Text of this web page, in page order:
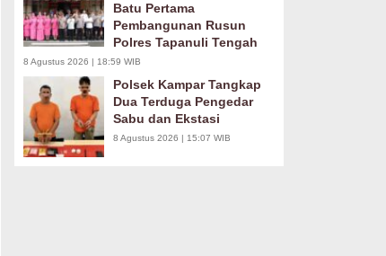
Batu Pertama
Pembangunan Rusun
Polres Tapanuli Tengah
8 Agustus 2026 | 18:59 WIB
Polsek Kampar Tangkap
Dua Terduga Pengedar
Sabu dan Ekstasi
8 Agustus 2026 | 15:07 WIB